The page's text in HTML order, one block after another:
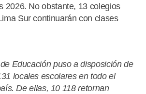
2026. No obstante, 13 colegios
Sur continuarán con clases
Educación puso a disposición de
locales escolares en todo el
De ellas, 10 118 retornan